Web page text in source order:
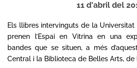
11 d'abril del
Els llibres intervinguts de la
prenen
l’Espai en Vitrina en una
bandes que se situen, a més
Central i la Biblioteca de Belles Arts, de